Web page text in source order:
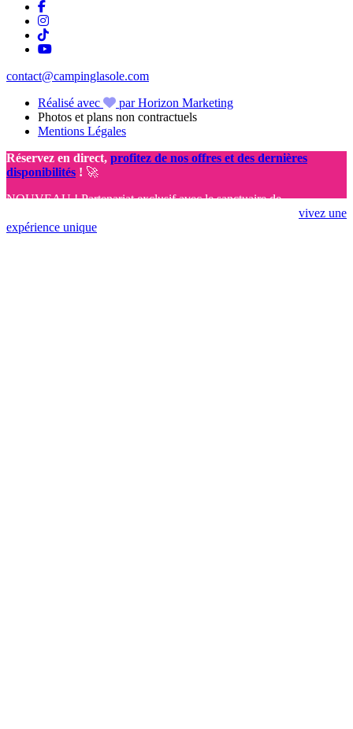
contact@campinglasole.com
Réalisé avec
par Horizon Marketing
Photos et plans non contractuels
Mentions Légales
Réservez en direct, profitez de nos offres et des dernières
disponibilités ! 🚀
NOUVEAU ! Partenariat exclusif avec le sanctuaire de
vivez une
expérience unique